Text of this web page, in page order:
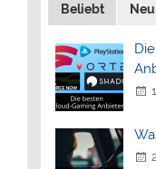
Beliebt Neu